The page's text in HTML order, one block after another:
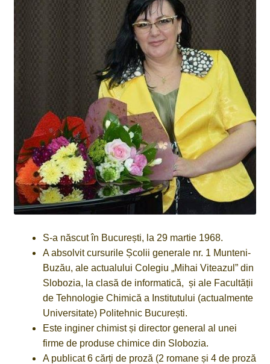
Gheorghe Dobre a primit un premiu literar important în
Macedonia
Întâlnire aniversară Helis
S-a născut în București, la 29 martie 1968.
A absolvit cursurile Școlii generale nr. 1 Munteni-
Buzău, ale actualului Colegiu „Mihai Viteazul” din
Slobozia, la clasă de informatică, și ale Facultății
de Tehnologie Chimică a Institutului (actualmente
Universitate) Politehnic București.
Este inginer chimist și director general al unei
firme de produse chimice din Slobozia.
A publicat 6 cărți de proză (2 romane și 4 de proză